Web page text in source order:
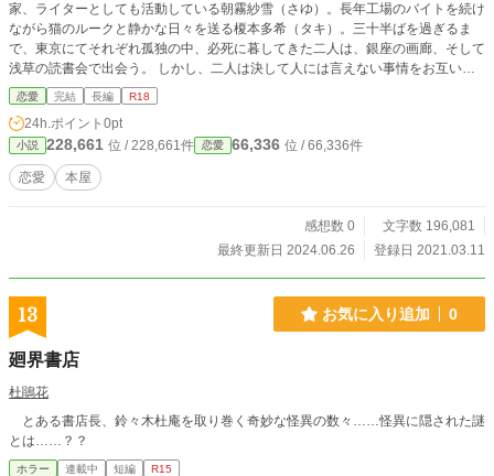
家、ライターとしても活動している朝霧紗雪（さゆ）。長年工場のバイトを続け
ながら猫のルークと静かな日々を送る榎本多希（タキ）。三十半ばを過ぎるま
で、東京にてそれぞれ孤独の中、必死に暮してきた二人は、銀座の画廊、そして
浅草の読書会で出会う。 しかし、二人は決して人には言えない事情をお互いに
抱えていた・・・・。不器用ながらも近づく二人に、疫病、そして貧困と周囲の
身勝手が巻き起こす事件が降りかかってゆく・・・。
恋愛 完結 長編 R18
24h.ポイント 0pt
小説 228,661 位 / 228,661件 恋愛 66,336 位 / 66,336件
恋愛 本屋
感想数 0
文字数 196,081
最終更新日 2024.06.26
登録日 2021.03.11
13 お気に入り追加 0
廻界書店
杜鵑花
とある書店長、鈴々木杜庵を取り巻く奇妙な怪異の数々……怪異に隠された謎
とは……？？
ホラー 連載中 短編 R15